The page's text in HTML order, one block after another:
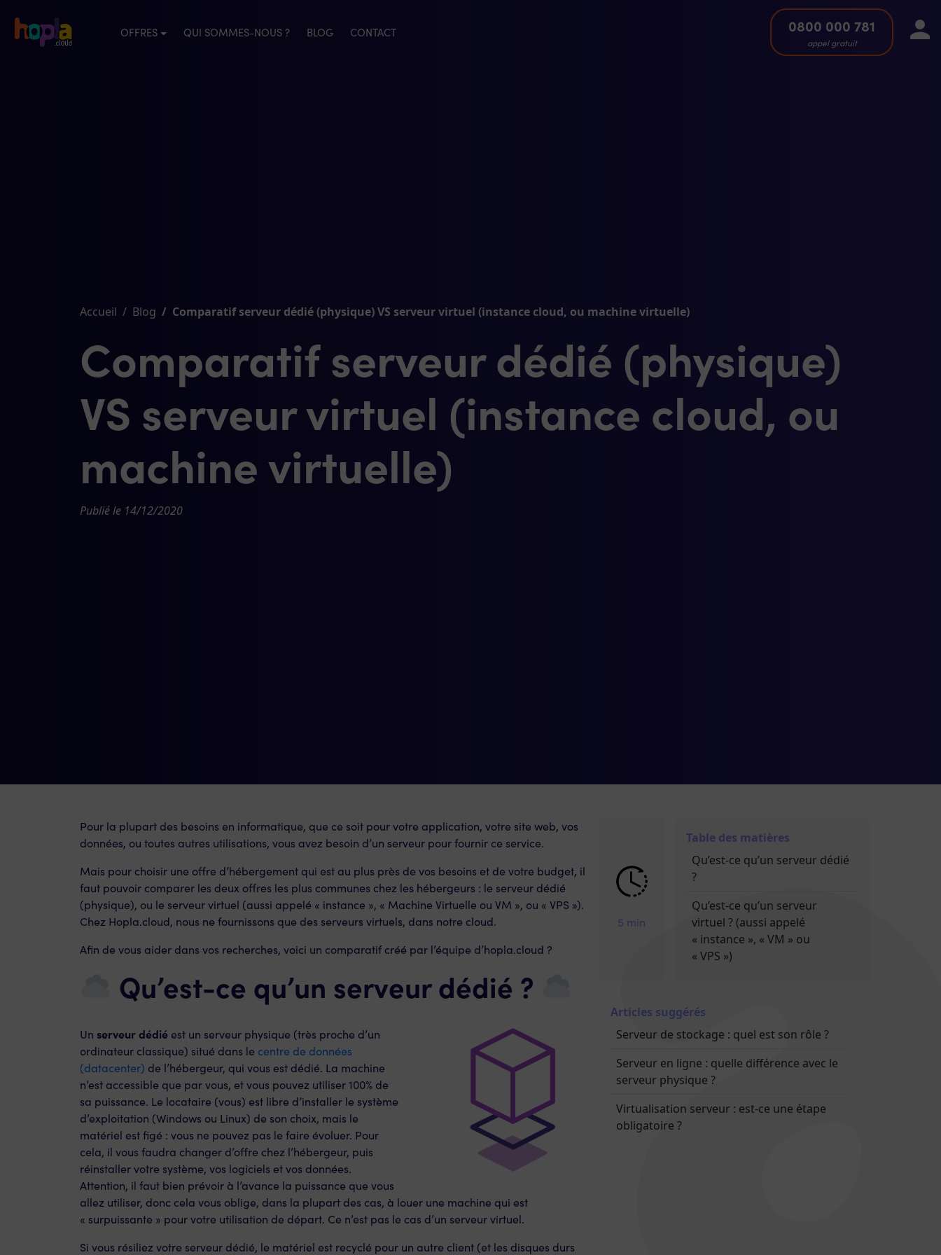
OFFRES QUI SOMMES-NOUS ? BLOG CONTACT 0800 000 781
appel gratuit
Accueil Blog Comparatif serveur dédié (physique) VS serveur virtuel (instance cloud, ou machine virtuelle)
Comparatif serveur dédié (physique)
VS serveur virtuel (instance cloud, ou
machine virtuelle)
Publié le 14/12/2020
Pour la plupart des besoins en informatique, que ce soit pour votre application, votre site web, vos
données, ou toutes autres utilisations, vous avez besoin d’un serveur pour fournir ce service.
Mais pour choisir une offre d’hébergement qui est au plus près de vos besoins et de votre budget, il
faut pouvoir comparer les deux offres les plus communes chez les hébergeurs : le serveur dédié
(physique), ou le serveur virtuel (aussi appelé « instance », « Machine Virtuelle ou VM », ou « VPS »).
Chez Hopla.cloud, nous ne fournissons que des serveurs virtuels, dans notre cloud.
Afin de vous aider dans vos recherches, voici un comparatif créé par l’équipe d’hopla.cloud ?
Qu’est-ce qu’un serveur dédié ?
Un serveur dédié est un serveur physique (très proche d’un
ordinateur classique) situé dans le centre de données
(datacenter) de l’hébergeur, qui vous est dédié. La machine
n’est accessible que par vous, et vous pouvez utiliser 100% de
sa puissance. Le locataire (vous) est libre d’installer le système
d’exploitation (Windows ou Linux) de son choix, mais le
matériel est figé : vous ne pouvez pas le faire évoluer. Pour
cela, il vous faudra changer d’offre chez l’hébergeur, puis
réinstaller votre système, vos logiciels et vos données.
Attention, il faut bien prévoir à l’avance la puissance que vous
allez utiliser, donc cela vous oblige, dans la plupart des cas, à louer une machine qui est
« surpuissante » pour votre utilisation de départ. Ce n’est pas le cas d’un serveur virtuel.
Si vous résiliez votre serveur dédié, le matériel est recyclé pour un autre client (et les disques durs
5 min
Table des matières
Qu’est-ce qu’un serveur dédié
?
Qu’est-ce qu’un serveur
virtuel ? (aussi appelé
« instance », « VM » ou
« VPS »)
Articles suggérés
Serveur de stockage : quel est son rôle ?
Serveur en ligne : quelle différence avec le
serveur physique ?
Virtualisation serveur : est-ce une étape
obligatoire ?